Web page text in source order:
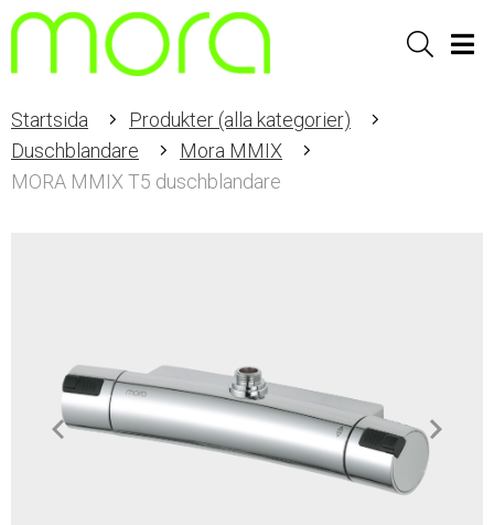
Sök
Startsida
Produkter (alla kategorier)
Duschblandare
Mora MMIX
MORA MMIX T5 duschblandare